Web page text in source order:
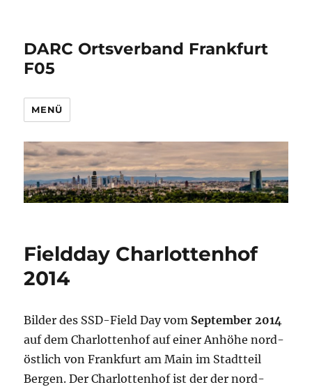
DARC Ortsverband Frankfurt
F05
MENÜ
Fieldday Charlottenhof
2014
Bilder des SSD-Field Day vom September 2014
auf dem Charlottenhof auf einer Anhöhe nord-
östlich von Frankfurt am Main im Stadtteil
Bergen. Der Charlottenhof ist der der nord-